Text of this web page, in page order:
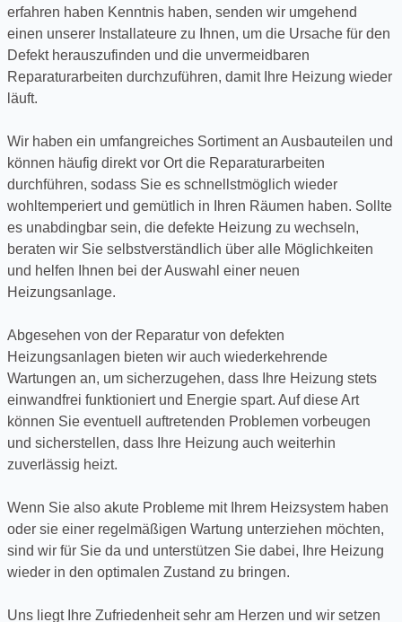
erfahren haben Kenntnis haben, senden wir umgehend
einen unserer Installateure zu Ihnen, um die Ursache für den
Defekt herauszufinden und die unvermeidbaren
Reparaturarbeiten durchzuführen, damit Ihre Heizung wieder
läuft.
Wir haben ein umfangreiches Sortiment an Ausbauteilen und
können häufig direkt vor Ort die Reparaturarbeiten
durchführen, sodass Sie es schnellstmöglich wieder
wohltemperiert und gemütlich in Ihren Räumen haben. Sollte
es unabdingbar sein, die defekte Heizung zu wechseln,
beraten wir Sie selbstverständlich über alle Möglichkeiten
und helfen Ihnen bei der Auswahl einer neuen
Heizungsanlage.
Abgesehen von der Reparatur von defekten
Heizungsanlagen bieten wir auch wiederkehrende
Wartungen an, um sicherzugehen, dass Ihre Heizung stets
einwandfrei funktioniert und Energie spart. Auf diese Art
können Sie eventuell auftretenden Problemen vorbeugen
und sicherstellen, dass Ihre Heizung auch weiterhin
zuverlässig heizt.
Wenn Sie also akute Probleme mit Ihrem Heizsystem haben
oder sie einer regelmäßigen Wartung unterziehen möchten,
sind wir für Sie da und unterstützen Sie dabei, Ihre Heizung
wieder in den optimalen Zustand zu bringen.
Uns liegt Ihre Zufriedenheit sehr am Herzen und wir setzen